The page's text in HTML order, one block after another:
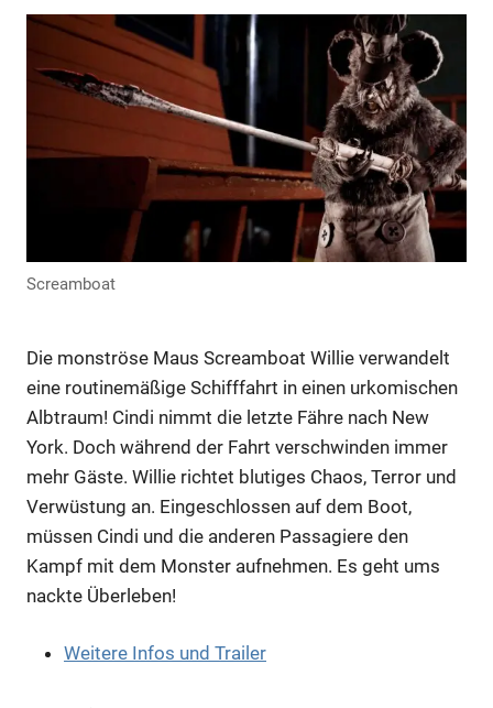
Screamboat
Die monströse Maus Screamboat Willie verwandelt
eine routinemäßige Schifffahrt in einen urkomischen
Albtraum! Cindi nimmt die letzte Fähre nach New
York. Doch während der Fahrt verschwinden immer
mehr Gäste. Willie richtet blutiges Chaos, Terror und
Verwüstung an. Eingeschlossen auf dem Boot,
müssen Cindi und die anderen Passagiere den
Kampf mit dem Monster aufnehmen. Es geht ums
nackte Überleben!
Weitere Infos und Trailer